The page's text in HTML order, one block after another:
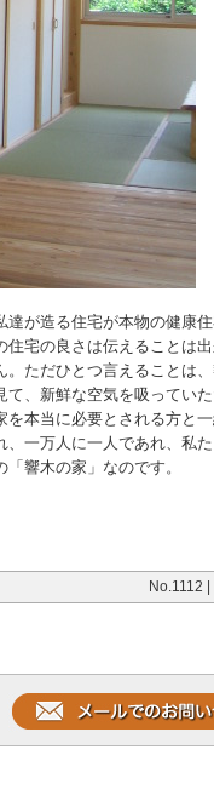
が造る住宅が本物の健康
宅の良さは伝えることは
ただひとつ言えることは
、新鮮な空気を吸ってい
本当に必要とされる方と
一万人に一人であれ、私
響木の家」なのです。
No.1112